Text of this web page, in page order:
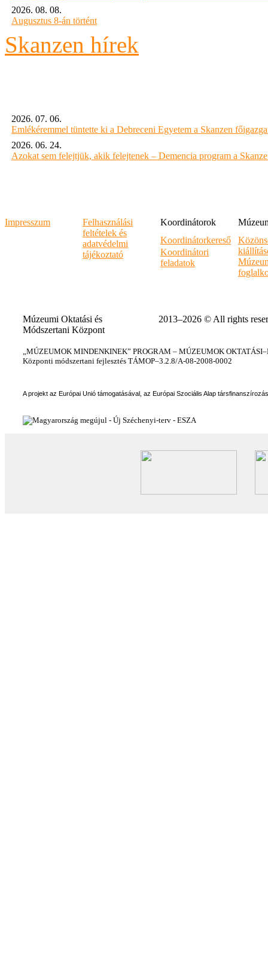
2026. 08. 08.
Augusztus 8-án történt
Skanzen hírek
2026. 07. 06.
Emlékéremmel tüntette ki a Debreceni Egyetem a Skanzen
2026. 06. 24.
Azokat sem felejtjük, akik felejtenek – Demencia program a
Impresszum
Felhasználási
feltételek és
adatvédelmi
tájékoztató
Koordinátorok
Koordinátorkereső
Koordinátori
feladatok
Múzeumi Oktatási és
Módszertani Központ
2013–2026 © All rights
„MÚZEUMOK MINDENKINEK” PROGRAM – MÚZEUMOK
Központi módszertani fejlesztés TÁMOP–3.2.8/A-08-2008-0002
A projekt az Európai Unió támogatásával, az Európai Szociális Alap